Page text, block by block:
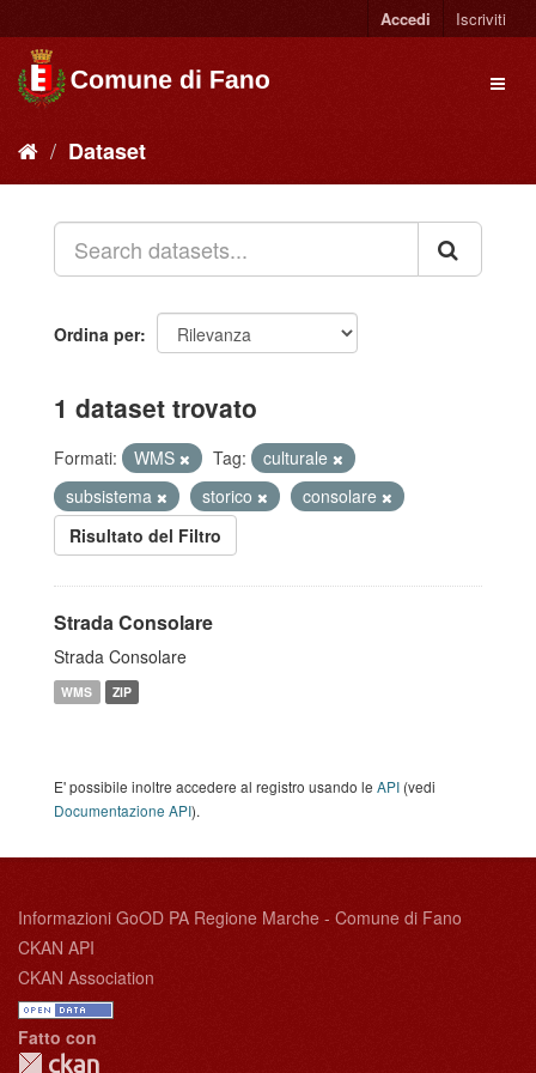
Accedi Iscriviti
Dataset
Ordina per
1 dataset trovato
Formati: WMS Tag:
culturale
subsistema
storico
consolare
Risultato del Filtro
Strada Consolare
Strada Consolare
WMS ZIP
E' possibile inoltre accedere al registro usando le API (vedi
Documentazione API).
Informazioni GoOD PA Regione Marche - Comune di Fano
CKAN API
CKAN Association
Fatto con